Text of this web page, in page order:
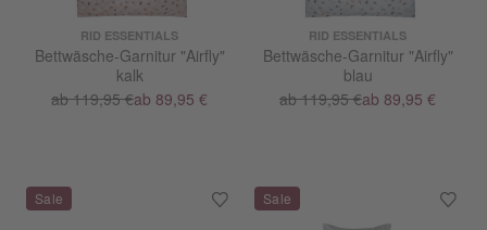
RID ESSENTIALS
Bettwäsche-Garnitur "Airfly"
kalk
ab 119,95 €ab 89,95 €
RID ESSENTIALS
Bettwäsche-Garnitur "Airfly"
blau
ab 119,95 €ab 89,95 €